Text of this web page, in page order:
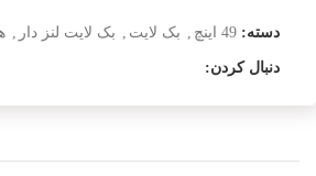
دسته: 49 اینچ , بک لایت , بک لایت لنز دار ,
دنبال کردن: